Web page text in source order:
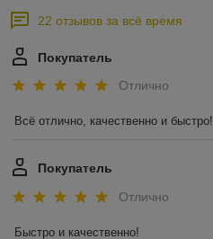
22 отзывов за всё время
Покупатель
Отлично
Всё отлично, качественно и быстро!
Покупатель
Отлично
Быстро и качественно!